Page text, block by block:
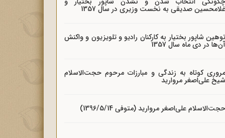
صدیقی به نخست وزیری در سال 1357
شاپور بختیار به کارکنان رادیو و تلویزیون و واکنش
در دی ماه سال 1357
کوتاه به زندگی و مبارزات مرحوم حجت‌الاسلام
علی‌اصغر مروارید
علی‌اصغر مروارید (متوفی 1396/5/14)